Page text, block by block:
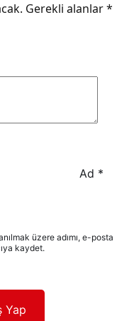
Gerekli alanlar*
Ad *
üzere adımı, e-posta
kaydet.
Yap